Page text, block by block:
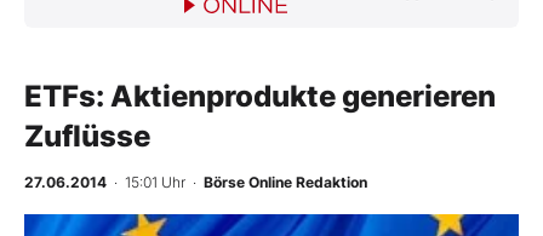
News
Anlageprodukte
Finanz-Check
ETFs: Aktienprodukte generieren
Zuflüsse
27.06.2014 · 15:01 Uhr · Börse Online Redaktion